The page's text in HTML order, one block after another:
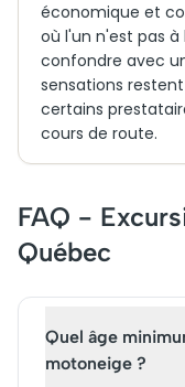
économique et
où l'un n'est pas à
confondre avec
sensations
certains
cours de route.
FAQ -
Québec
Quel âge
motoneige ?